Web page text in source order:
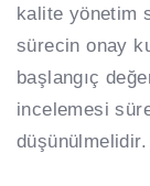
kalite yönetim
sürecin onay
başlangıç
incelemesi
düşünülmelidir.